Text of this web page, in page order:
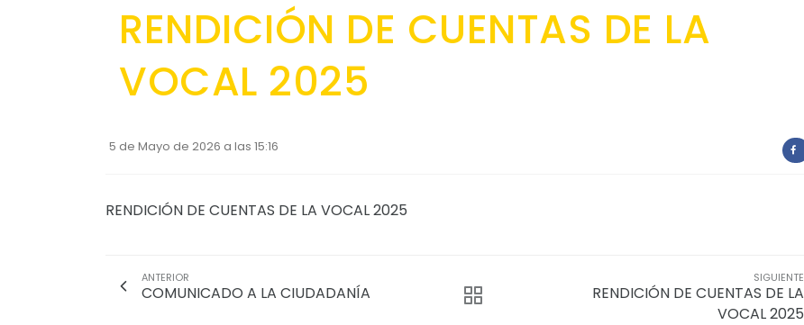
RENDICIÓN DE CUENTAS DE LA
VOCAL 2025
5 de Mayo de 2026 a las 15:16
RENDICIÓN DE CUENTAS DE LA VOCAL 2025
ANTERIOR
COMUNICADO A LA CIUDADANÍA
SIGUIENTE
RENDICIÓN DE CUENTAS DE LA
VOCAL 2025